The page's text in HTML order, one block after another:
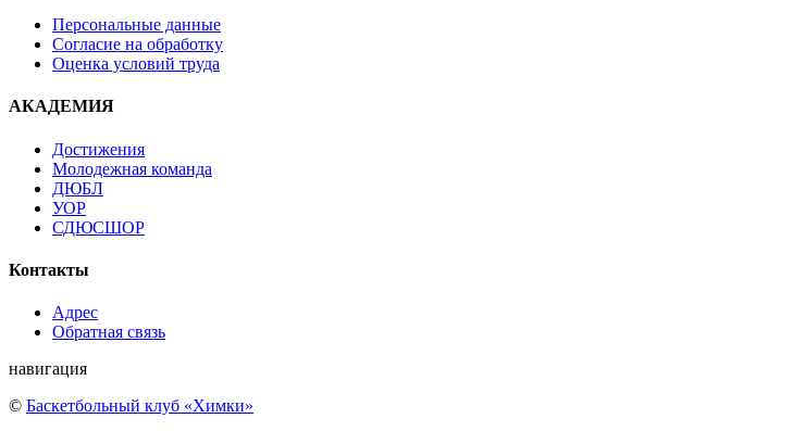
Персональные данные
Согласие на обработку
Оценка условий труда
АКАДЕМИЯ
Достижения
Молодежная команда
ДЮБЛ
УОР
СДЮСШОР
Контакты
Адрес
Обратная связь
навигация
© Баскетбольный клуб «Химки»